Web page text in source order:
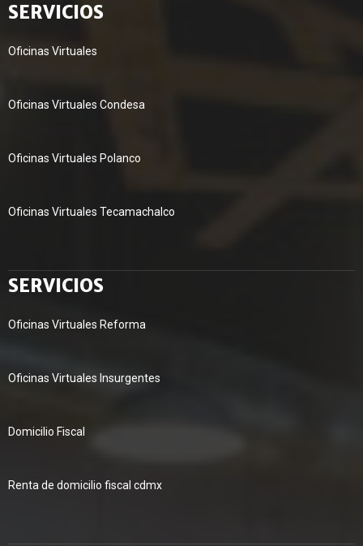
SERVICIOS
Oficinas Virtuales
Oficinas Virtuales Condesa
Oficinas Virtuales Polanco
Oficinas Virtuales Tecamachalco
SERVICIOS
Oficinas Virtuales Reforma
Oficinas Virtuales Insurgentes
Domicilio Fiscal
Renta de domicilio fiscal cdmx